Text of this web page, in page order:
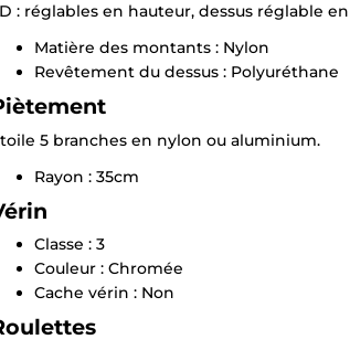
: réglables en hauteur, dessus réglable
Matière des montants : Nylon
Revêtement du dessus : Polyuréthane
5 branches en nylon ou aluminium.
Rayon : 35cm
Classe : 3
Couleur : Chromée
Cache vérin : Non